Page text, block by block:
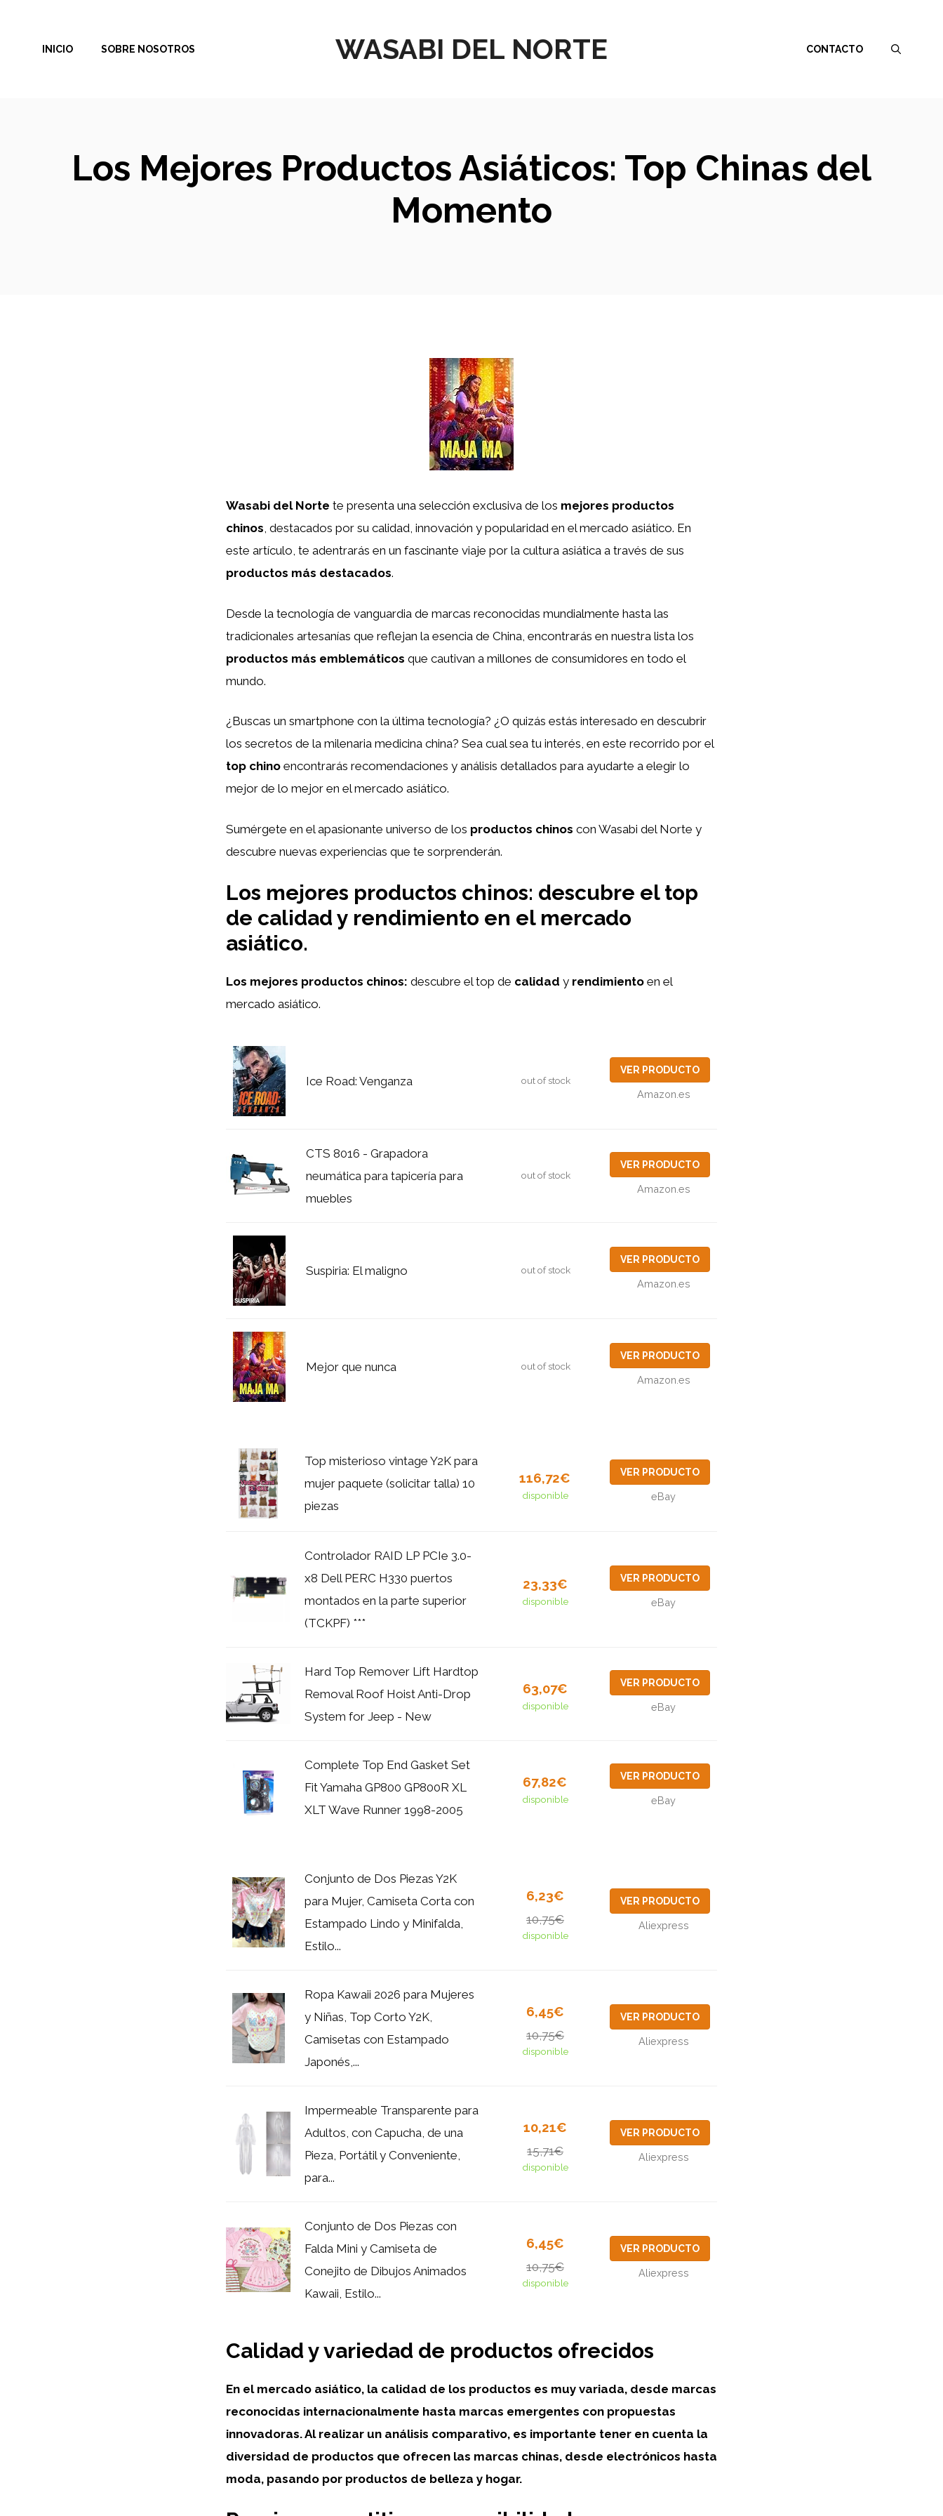
contenido
WASABI DEL NORTE
INICIO SOBRE NOSOTROS CONTACTO
Los Mejores Productos Asiáticos: Top Chinas del
Momento
Wasabi del Norte te presenta una selección exclusiva de los mejores productos
chinos, destacados por su calidad, innovación y popularidad en el mercado asiático. En
este artículo, te adentrarás en un fascinante viaje por la cultura asiática a través de sus
productos más destacados.
Desde la tecnología de vanguardia de marcas reconocidas mundialmente hasta las
tradicionales artesanías que reflejan la esencia de China, encontrarás en nuestra lista los
productos más emblemáticos que cautivan a millones de consumidores en todo el
mundo.
¿Buscas un smartphone con la última tecnología? ¿O quizás estás interesado en descubrir
los secretos de la milenaria medicina china? Sea cual sea tu interés, en este recorrido por el
top chino encontrarás recomendaciones y análisis detallados para ayudarte a elegir lo
mejor de lo mejor en el mercado asiático.
Sumérgete en el apasionante universo de los productos chinos con Wasabi del Norte y
descubre nuevas experiencias que te sorprenderán.
Los mejores productos chinos: descubre el top
de calidad y rendimiento en el mercado
asiático.
Los mejores productos chinos: descubre el top de calidad y rendimiento en el
mercado asiático.
Ice Road: Venganza out of stock
VER PRODUCTO
Amazon.es
CTS 8016 - Grapadora
neumática para tapicería para
muebles
out of stock
VER PRODUCTO
Amazon.es
Suspiria: El maligno out of stock
VER PRODUCTO
Amazon.es
Mejor que nunca out of stock
VER PRODUCTO
Amazon.es
Top misterioso vintage Y2K para
mujer paquete (solicitar talla) 10
piezas
116,72€
disponible
VER PRODUCTO
eBay
Controlador RAID LP PCIe 3.0-
x8 Dell PERC H330 puertos
montados en la parte superior
(TCKPF) ***
23,33€
disponible
VER PRODUCTO
eBay
Hard Top Remover Lift Hardtop
Removal Roof Hoist Anti-Drop
System for Jeep - New
63,07€
disponible
VER PRODUCTO
eBay
Complete Top End Gasket Set
Fit Yamaha GP800 GP800R XL
XLT Wave Runner 1998-2005
67,82€
disponible
VER PRODUCTO
eBay
Conjunto de Dos Piezas Y2K
para Mujer, Camiseta Corta con
Estampado Lindo y Minifalda,
Estilo...
6,23€
10,75€
disponible
VER PRODUCTO
Aliexpress
Ropa Kawaii 2026 para Mujeres
y Niñas, Top Corto Y2K,
Camisetas con Estampado
Japonés,...
6,45€
10,75€
disponible
VER PRODUCTO
Aliexpress
Impermeable Transparente para
Adultos, con Capucha, de una
Pieza, Portátil y Conveniente,
para...
10,21€
15,71€
disponible
VER PRODUCTO
Aliexpress
Conjunto de Dos Piezas con
Falda Mini y Camiseta de
Conejito de Dibujos Animados
Kawaii, Estilo...
6,45€
10,75€
disponible
VER PRODUCTO
Aliexpress
Calidad y variedad de productos ofrecidos
En el mercado asiático, la calidad de los productos es muy variada, desde marcas
reconocidas internacionalmente hasta marcas emergentes con propuestas
innovadoras. Al realizar un análisis comparativo, es importante tener en cuenta la
diversidad de productos que ofrecen las marcas chinas, desde electrónicos hasta
moda, pasando por productos de belleza y hogar.